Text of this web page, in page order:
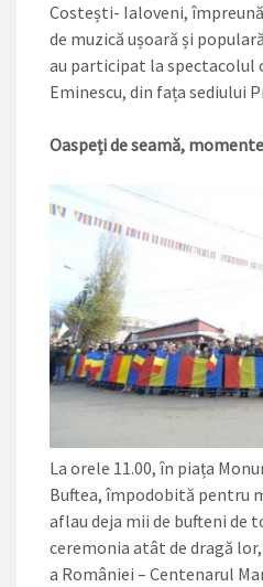
Costești- Ialoveni,
de muzică ușoară și
au participat la spectacolul
Eminescu, din fața sediului
Oaspeți de seamă,
La orele 11.00, în piața
Buftea, îm­podobită pentru
aflau deja mii de bufteni de
ceremonia atât de dragă
a României – Centena­rul